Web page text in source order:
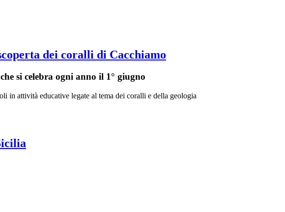
dei coralli di Cacchiamo
si celebra ogni anno il 1° giugno
in attività educative legate al tema dei coralli e della geologia